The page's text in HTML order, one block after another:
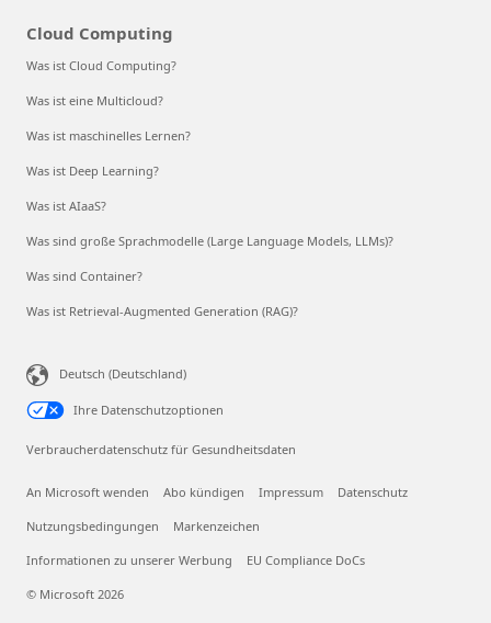
Cloud Computing
Was ist Cloud Computing?
Was ist eine Multicloud?
Was ist maschinelles Lernen?
Was ist Deep Learning?
Was ist AIaaS?
Was sind große Sprachmodelle (Large Language Models, LLMs)?
Was sind Container?
Was ist Retrieval-Augmented Generation (RAG)?
Deutsch (Deutschland)
Ihre Datenschutzoptionen
Verbraucherdatenschutz für Gesundheitsdaten
An Microsoft wenden Abo kündigen Impressum Datenschutz
Nutzungsbedingungen Markenzeichen
Informationen zu unserer Werbung EU Compliance DoCs
© Microsoft 2026